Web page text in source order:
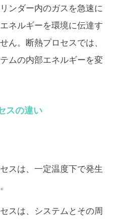
ンダー内のガスを急速に
ネルギーを環境に伝達す
ん。断熱プロセスでは、
ムの内部エネルギーを変
スの違い
スは、一定温度下で発生
スは、システムとその周